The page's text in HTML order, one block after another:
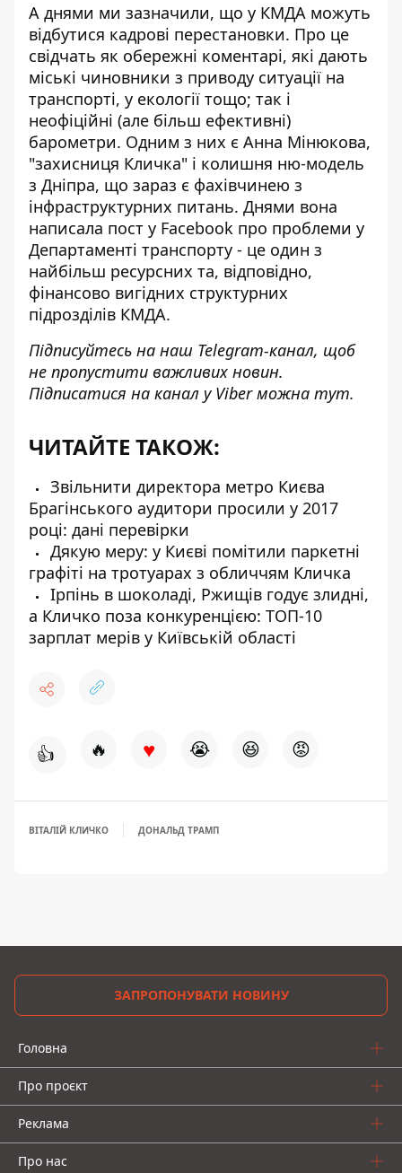
А днями ми зазначили, що у КМДА можуть
відбутися кадрові перестановки. Про це
свідчать як обережні коментарі, які дають
міські чиновники з приводу ситуації на
транспорті, у екології тощо; так і
неофіційні (але більш ефективні)
барометри. Одним з них є Анна Мінюкова,
"захисниця Кличка" і колишня ню-модель
з Дніпра, що зараз є фахівчинею з
інфраструктурних питань. Днями вона
написала пост у Facebook про проблеми у
Департаменті транспорту - це один з
найбільш ресурсних та, відповідно,
фінансово вигідних структурних
підрозділів КМДА.
Підписуйтесь на наш Telegram-канал, щоб
не пропустити важливих новин.
Підписатися на канал у Viber можна тут.
ЧИТАЙТЕ ТАКОЖ:
Звільнити директора метро Києва
Брагінського аудитори просили у 2017
році: дані перевірки
Дякую меру: у Києві помітили паркетні
графіті на тротуарах з обличчям Кличка
Ірпінь в шоколаді, Ржищів годує злидні,
а Кличко поза конкуренцією: ТОП-10
зарплат мерів у Київській області
👍 🔥 ♥ 😭 😆 😡
ВІТАЛІЙ КЛИЧКО ДОНАЛЬД ТРАМП
ЗАПРОПОНУВАТИ НОВИНУ
Головна
Про проєкт
Реклама
Про нас